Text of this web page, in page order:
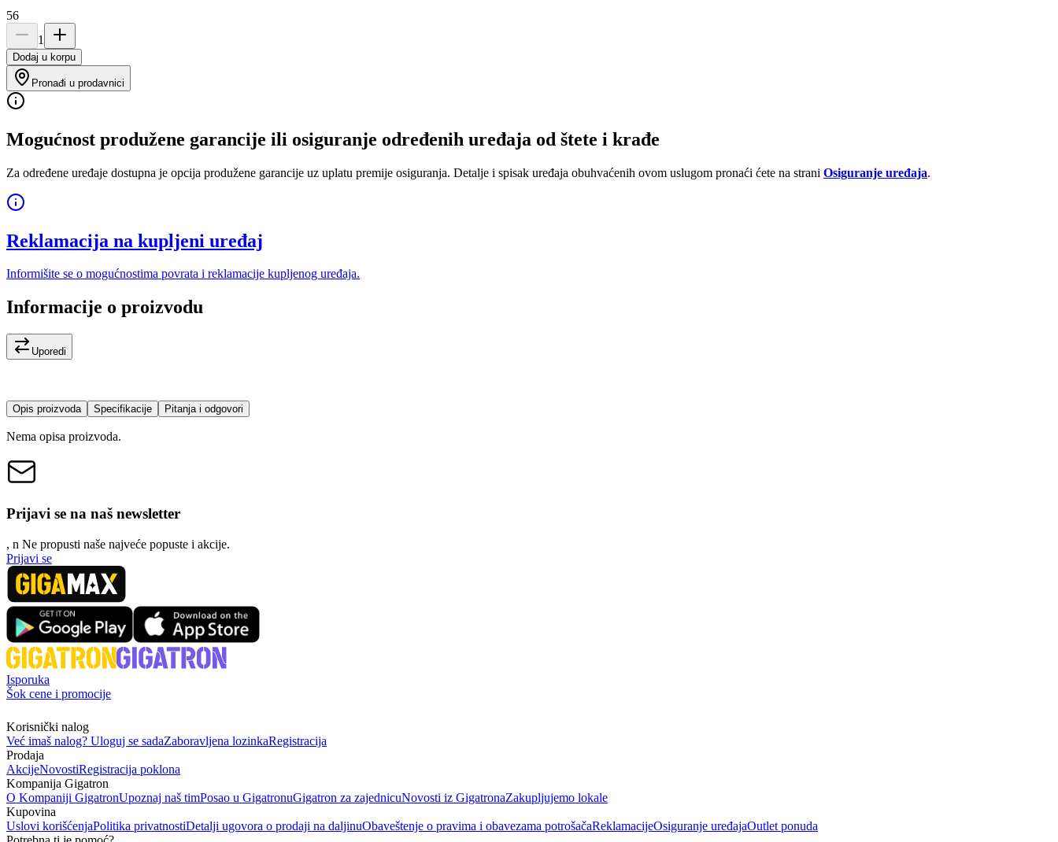
56
1
Dodaj u korpu
Pronađi u prodavnici
Mogućnost produžene garancije ili osiguranje određenih uređaja od štete i krađe
Za određene uređaje dostupna je opcija produžene garancije uz uplatu premije osiguranja. Detalje i spisak uređaja obuhvaćenih ovom uslugom pronaći ćete na strani Osiguranje uređaja.
Reklamacija na kupljeni uređaj
Informišite se o mogućnostima povrata i reklamacije kupljenog uređaja.
Informacije o proizvodu
Uporedi
Opis proizvoda Specifikacije Pitanja i odgovori
Nema opisa proizvoda.
Prijavi se na naš newsletter
, n Ne propusti naše najveće popuste i akcije.
Prijavi se
Isporuka
Šok cene i promocije
Korisnički nalog
Već imaš nalog? Uloguj se sadaZaboravljena lozinkaRegistracija
Prodaja
AkcijeNovostiRegistracija poklona
Kompanija Gigatron
O Kompaniji GigatronUpoznaj naš timPosao u GigatronuGigatron za zajednicuNovosti iz GigatronaZakupljujemo lokale
Kupovina
Uslovi korišćenjaPolitika privatnostiDetalji ugovora o prodaji na daljinuObaveštenje o pravima i obavezama potrošačaReklamacijeOsiguranje uređajaOutlet ponuda